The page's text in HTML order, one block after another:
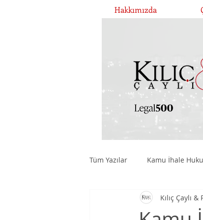
Hakkımızda
Tüm Yazılar Kamu İhale
Şirketler Hukuku veKılıç Çaylı